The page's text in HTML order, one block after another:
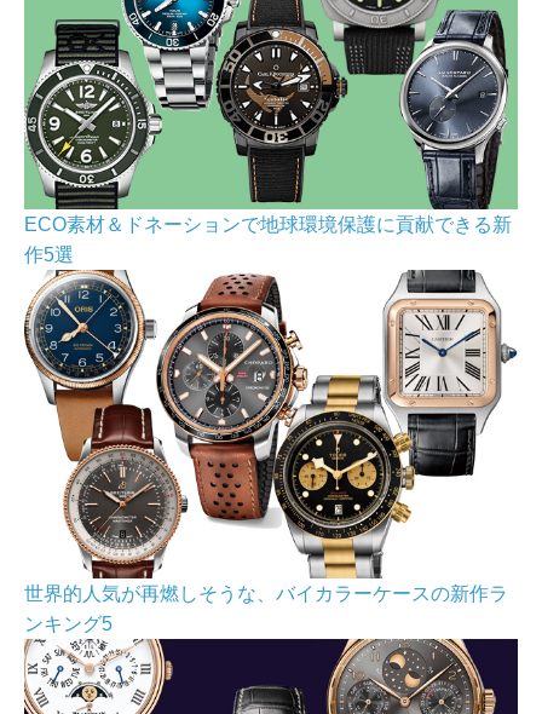
ECO素材＆ドネーションで地球環境保護に貢献できる新
作5選
世界的人気が再燃しそうな、バイカラーケースの新作ラ
ンキング5